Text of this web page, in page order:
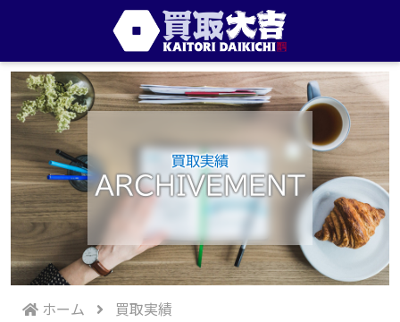
買取実績
ARCHIVEMENT
ホーム
買取実績